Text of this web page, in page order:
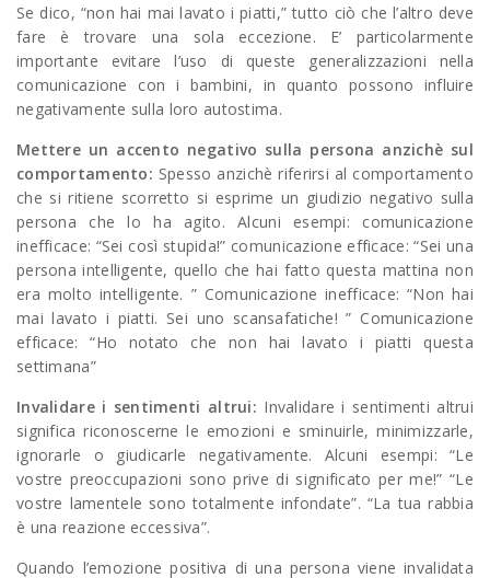
Se dico, “non hai mai lavato i piatti,” tutto ciò che l’altro deve
fare è trovare una sola eccezione. E’ particolarmente
importante evitare l’uso di queste generalizzazioni nella
comunicazione con i bambini, in quanto possono influire
negativamente sulla loro autostima.
Mettere un accento negativo sulla persona anzichè sul
comportamento: Spesso anzichè riferirsi al comportamento
che si ritiene scorretto si esprime un giudizio negativo sulla
persona che lo ha agito. Alcuni esempi: comunicazione
inefficace: “Sei così stupida!” comunicazione efficace: “Sei una
persona intelligente, quello che hai fatto questa mattina non
era molto intelligente. ” Comunicazione inefficace: “Non hai
mai lavato i piatti. Sei uno scansafatiche! ” Comunicazione
efficace: “Ho notato che non hai lavato i piatti questa
settimana”
Invalidare i sentimenti altrui: Invalidare i sentimenti altrui
significa riconoscerne le emozioni e sminuirle, minimizzarle,
ignorarle o giudicarle negativamente. Alcuni esempi: “Le
vostre preoccupazioni sono prive di significato per me!” “Le
vostre lamentele sono totalmente infondate”. “La tua rabbia
è una reazione eccessiva”.
Quando l’emozione positiva di una persona viene invalidata